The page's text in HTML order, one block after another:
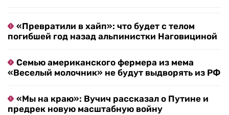
«Превратили в хайп»: что будет с телом
погибшей год назад альпинистки Наговициной
Семью американского фермера из мема
«Веселый молочник» не будут выдворять из РФ
«Мы на краю»: Вучич рассказал о Путине и
предрек новую масштабную войну